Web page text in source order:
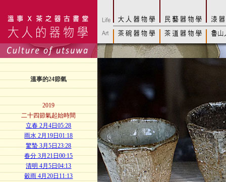
溫事的24節氣
2019
二十四節氣起始時間
立春 2月4日05:28
雨水 2月19日01:18
驚蟄 3月5日23:28
春分 3月21日00:15
清明 4月5日04:13
穀雨 4月20日11:13